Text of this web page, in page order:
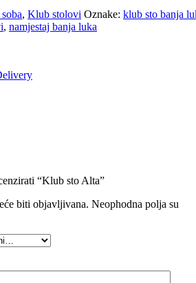
, Klub stolovi Oznake: klub sto banja
, namjestaj banja luka
“Klub sto Alta”
biti objavljivana. Neophodna polja su